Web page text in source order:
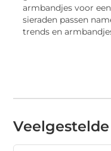
armbandjes voor
sieraden passen
trends en